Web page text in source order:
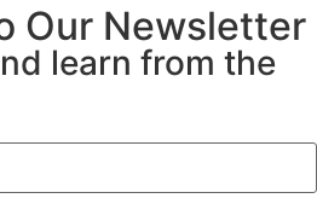
Our Newsletter
learn from the